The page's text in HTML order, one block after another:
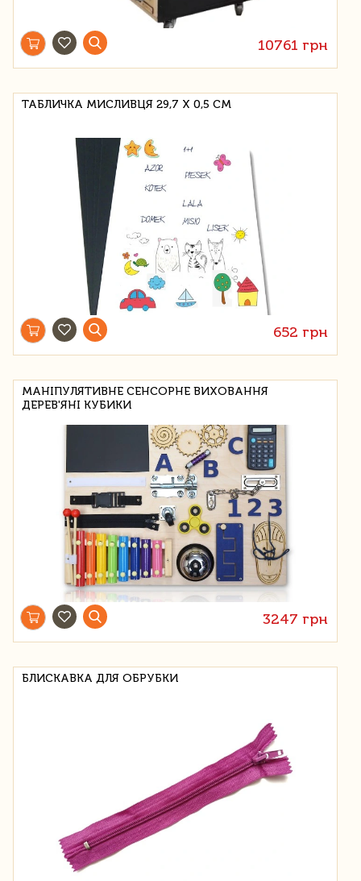
10761 грн
ТАБЛИЧКА МИСЛИВЦЯ 29,7 Х 0,5 СМ
652 грн
МАНІПУЛЯТИВНЕ СЕНСОРНЕ ВИХОВАННЯ
ДЕРЕВ'ЯНІ КУБИКИ
3247 грн
БЛИСКАВКА ДЛЯ ОБРУБКИ